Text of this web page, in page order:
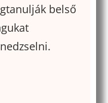
belső